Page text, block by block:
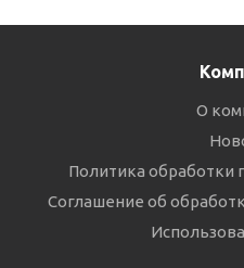
О
Политика обработки
Соглашение об